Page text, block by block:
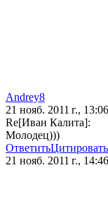
Andrey8
21 нояб. 2011 г.,
Re[Иван Калита]:
Молодец)))
ОтветитьЦитировать
21 нояб. 2011 г.,